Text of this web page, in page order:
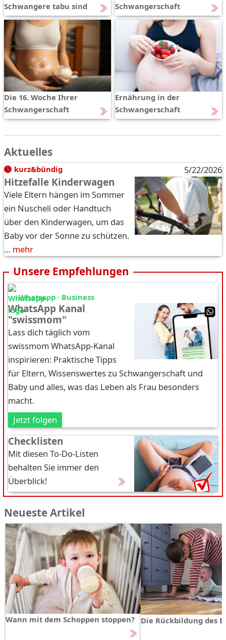
Schwangere tabu sind
Schwangerschaft
Die 16. Woche Ihrer
Schwangerschaft
Ernährung in der
Schwangerschaft
Aktuelles
kurz&bündig 5/22/2026
Hitzefalle Kinderwagen
Viele Eltern hängen im Sommer
ein Nuscheli oder Handtuch
über den Kinderwagen, um das
Baby vor der Sonne zu schützen.
… mehr
Unsere Empfehlungen
Whatsapp · Business
WhatsApp Kanal
"swissmom"
Lass dich täglich vom
swissmom WhatsApp-Kanal
inspirieren: Praktische Tipps
für Eltern, Wissenswertes zu Schwangerschaft und
Baby und alles, was das Leben als Frau besonders
macht.
Jetzt folgen
Checklisten
Mit diesen To-Do-Listen
behalten Sie immer den
Überblick!
Neueste Artikel
Wann mit dem Schoppen stoppen? Die Rückbildung des